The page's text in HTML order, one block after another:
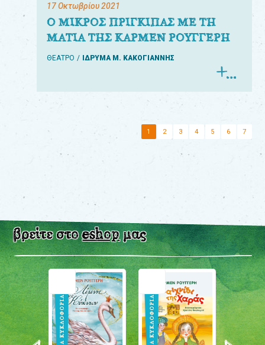
17 Οκτωβρίου 2021
Ο ΜΙΚΡΟΣ ΠΡΙΓΚΙΠΑΣ ΜΕ ΤΗ
ΜΑΤΙΑ ΤΗΣ ΚΑΡΜΕΝ ΡΟΥΓΓΕΡΗ
ΘΕΑΤΡΟ ΙΔΡΥΜΑ Μ. ΚΑΚΟΓΙΑΝΝΗΣ
1 2 3 4 5 6 7
βρείτε στοeshopμας